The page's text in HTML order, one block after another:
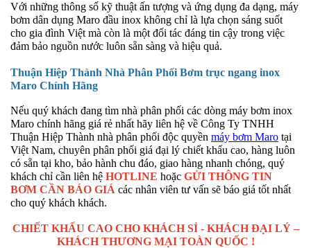
Với những thông số kỹ thuật ấn tượng và ứng dụng đa dạng, máy
bơm dân dụng Maro đầu inox không chỉ là lựa chọn sáng suốt
cho gia đình Việt mà còn là một đối tác đáng tin cậy trong việc
đảm bảo nguồn nước luôn sẵn sàng và hiệu quả.
Thuận Hiệp Thành Nhà Phân Phối Bơm trục ngang inox
Maro Chính Hãng
Nếu quý khách đang tìm nhà phân phối các dòng máy bơm inox
Maro chính hãng giá rẻ nhất hãy liên hệ về Công Ty TNHH
Thuận Hiệp Thành nhà phân phối độc quyền máy bơm Maro tại
Việt Nam, chuyên phân phối giá đại lý chiết khấu cao, hàng luôn
có sẵn tại kho, bảo hành chu đáo, giao hàng nhanh chóng, quý
khách chỉ cần liên hệ HOTLINE hoặc GỬI THÔNG TIN
BƠM CẦN BÁO GIÁ các nhân viên tư vấn sẽ báo giá tốt nhất
cho quý khách khách.
CHIẾT KHẤU CAO CHO KHÁCH SỈ - KHÁCH ĐẠI LÝ –
KHÁCH THƯƠNG MẠI TOÀN QUỐC !